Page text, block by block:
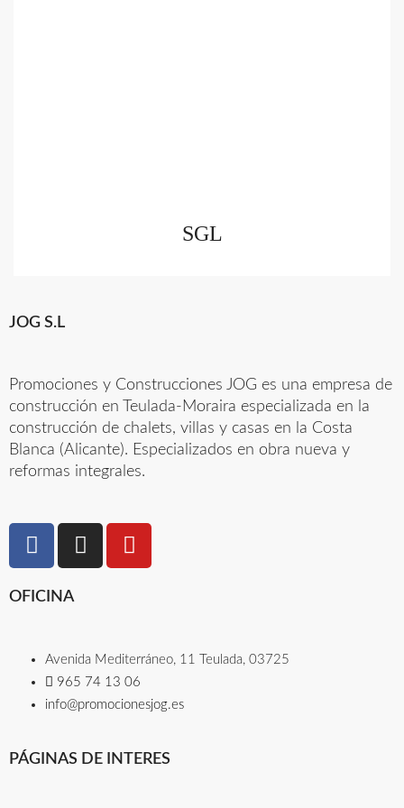
SGL
JOG S.L
Promociones y Construcciones JOG es una empresa de
construcción en Teulada-Moraira especializada en la
construcción de chalets, villas y casas en la Costa
Blanca (Alicante). Especializados en obra nueva y
reformas integrales.
OFICINA
Avenida Mediterráneo, 11 Teulada, 03725​
965 74 13 06​
info@promocionesjog.es
PÁGINAS DE INTERES